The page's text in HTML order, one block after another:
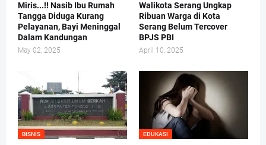
Miris...!! Nasib Ibu Rumah
Tangga Diduga Kurang
Pelayanan, Bayi Meninggal
Dalam Kandungan
May 02, 2025
Walikota Serang Ungkap
Ribuan Warga di Kota
Serang Belum Tercover
BPJS PBI
April 10, 2025
BISNIS EDUKASI